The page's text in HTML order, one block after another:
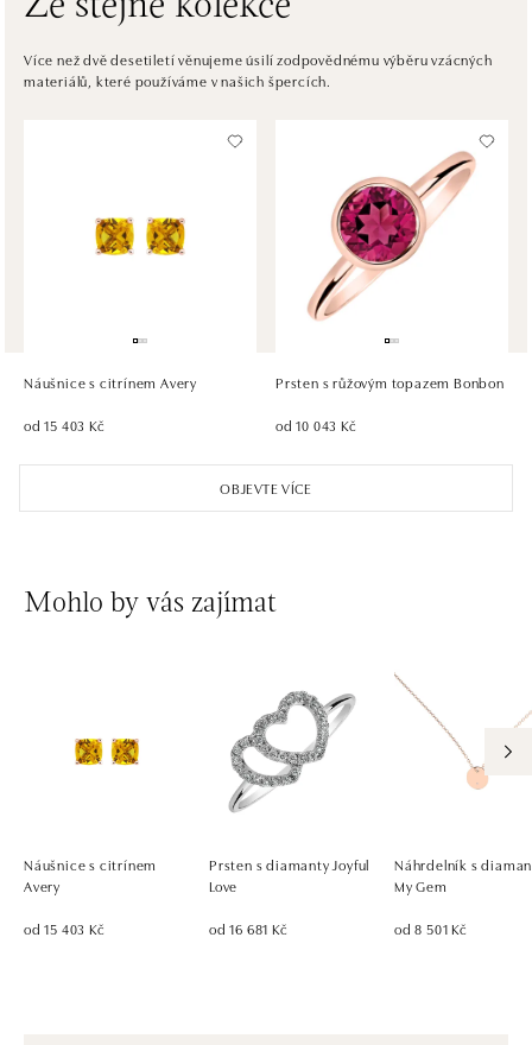
ALOve OC Eurovea, Bratislava
Pribinova 8, 811 09 Bratislava
tel.: +421917090467
tel.: +421 917 090 372
dnes otevřeno do 21:00
HALADA OC Eurovea, Bratislava
Pribinova 8, 811 09 Bratislava
dnes otevřeno do 21:00
Více než dvě desetiletí věnujeme úsilí zodpovědnému výběru vzácných
materiálů, které používáme v našich špercích.
OBJEVTE VÍCE
Náušnice s citrínem Avery
od 15 403 Kč
Prsten s růžovým topazem Bonbon
od 10 043 Kč
Mohlo by vás zajímat
Náušnice s citrínem
Avery
od 15 403 Kč
Prsten s diamanty Joyful
Love
od 16 681 Kč
Náhrdelník s
My Gem
od 8 501 Kč